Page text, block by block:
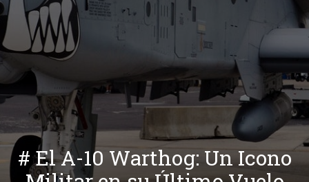
# El A-10 Warthog: Un Icono